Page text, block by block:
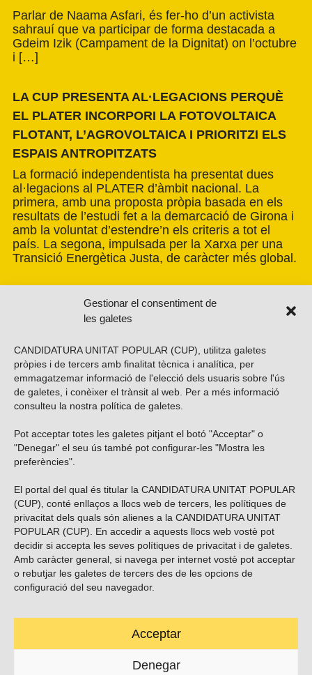
Gestionar el consentiment de
les galetes
CANDIDATURA UNITAT POPULAR (CUP), utilitza galetes
pròpies i de tercers amb finalitat tècnica i analítica, per
emmagatzemar informació de l'elecció dels usuaris sobre l'ús
de galetes, i conèixer el trànsit al web. Per a més informació
consulteu la nostra política de galetes
Pot acceptar totes les galetes pitjant el botó "Acceptar" o
"Denegar" el seu ús també pot configurar-les "Mostra les
preferències".
El portal del qual és titular la CANDIDATURA UNITAT POPULAR
(CUP), conté enllaços a llocs web de tercers, les polítiques de
privacitat dels quals són alienes a la CANDIDATURA UNITAT
POPULAR (CUP). En accedir a aquests llocs web vostè pot
decidir si accepta les seves polítiques de privacitat i de galetes.
Amb caràcter general, si navega per internet vostè pot acceptar
o rebutjar les galetes de tercers des de les opcions de
configuració del seu navegador.
Acceptar
Denegar
Parlar de Naama Asfari, és fer-ho d’un activista
sahrauí que va participar de forma destacada a
Gdeim Izik (Campament de la Dignitat) on l’octubre
i […]
LA CUP PRESENTA AL·LEGACIONS PERQUÈ
EL PLATER INCORPORI LA FOTOVOLTAICA
FLOTANT, L’AGROVOLTAICA I PRIORITZI ELS
ESPAIS ANTROPITZATS
La formació independentista ha presentat dues
al·legacions al PLATER d’àmbit nacional. La
primera, amb una proposta pròpia basada en els
resultats de l’estudi fet a la demarcació de Girona i
amb la voluntat d’estendre’n els criteris a tot el
país. La segona, impulsada per la Xarxa per una
Transició Energètica Justa, de caràcter més global.
Vols subscriure’t al nostre butlletí?
ENVIAR
Troba’ns a les xarxes socials
Carrer Casp 180 (baixos), Barcelona.
contacte@cup.cat